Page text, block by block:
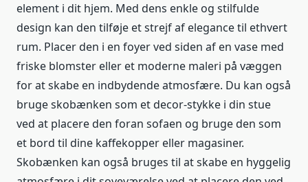
element i dit hjem. Med dens enkle og stilfulde
design kan den tilføje et strejf af elegance til ethvert
rum. Placer den i en foyer ved siden af en vase med
friske blomster eller et moderne maleri på væggen
for at skabe en indbydende atmosfære. Du kan også
bruge skobænken som et decor-stykke i din stue
ved at placere den foran sofaen og bruge den som
et bord til dine kaffekopper eller magasiner.
Skobænken kan også bruges til at skabe en hyggelig